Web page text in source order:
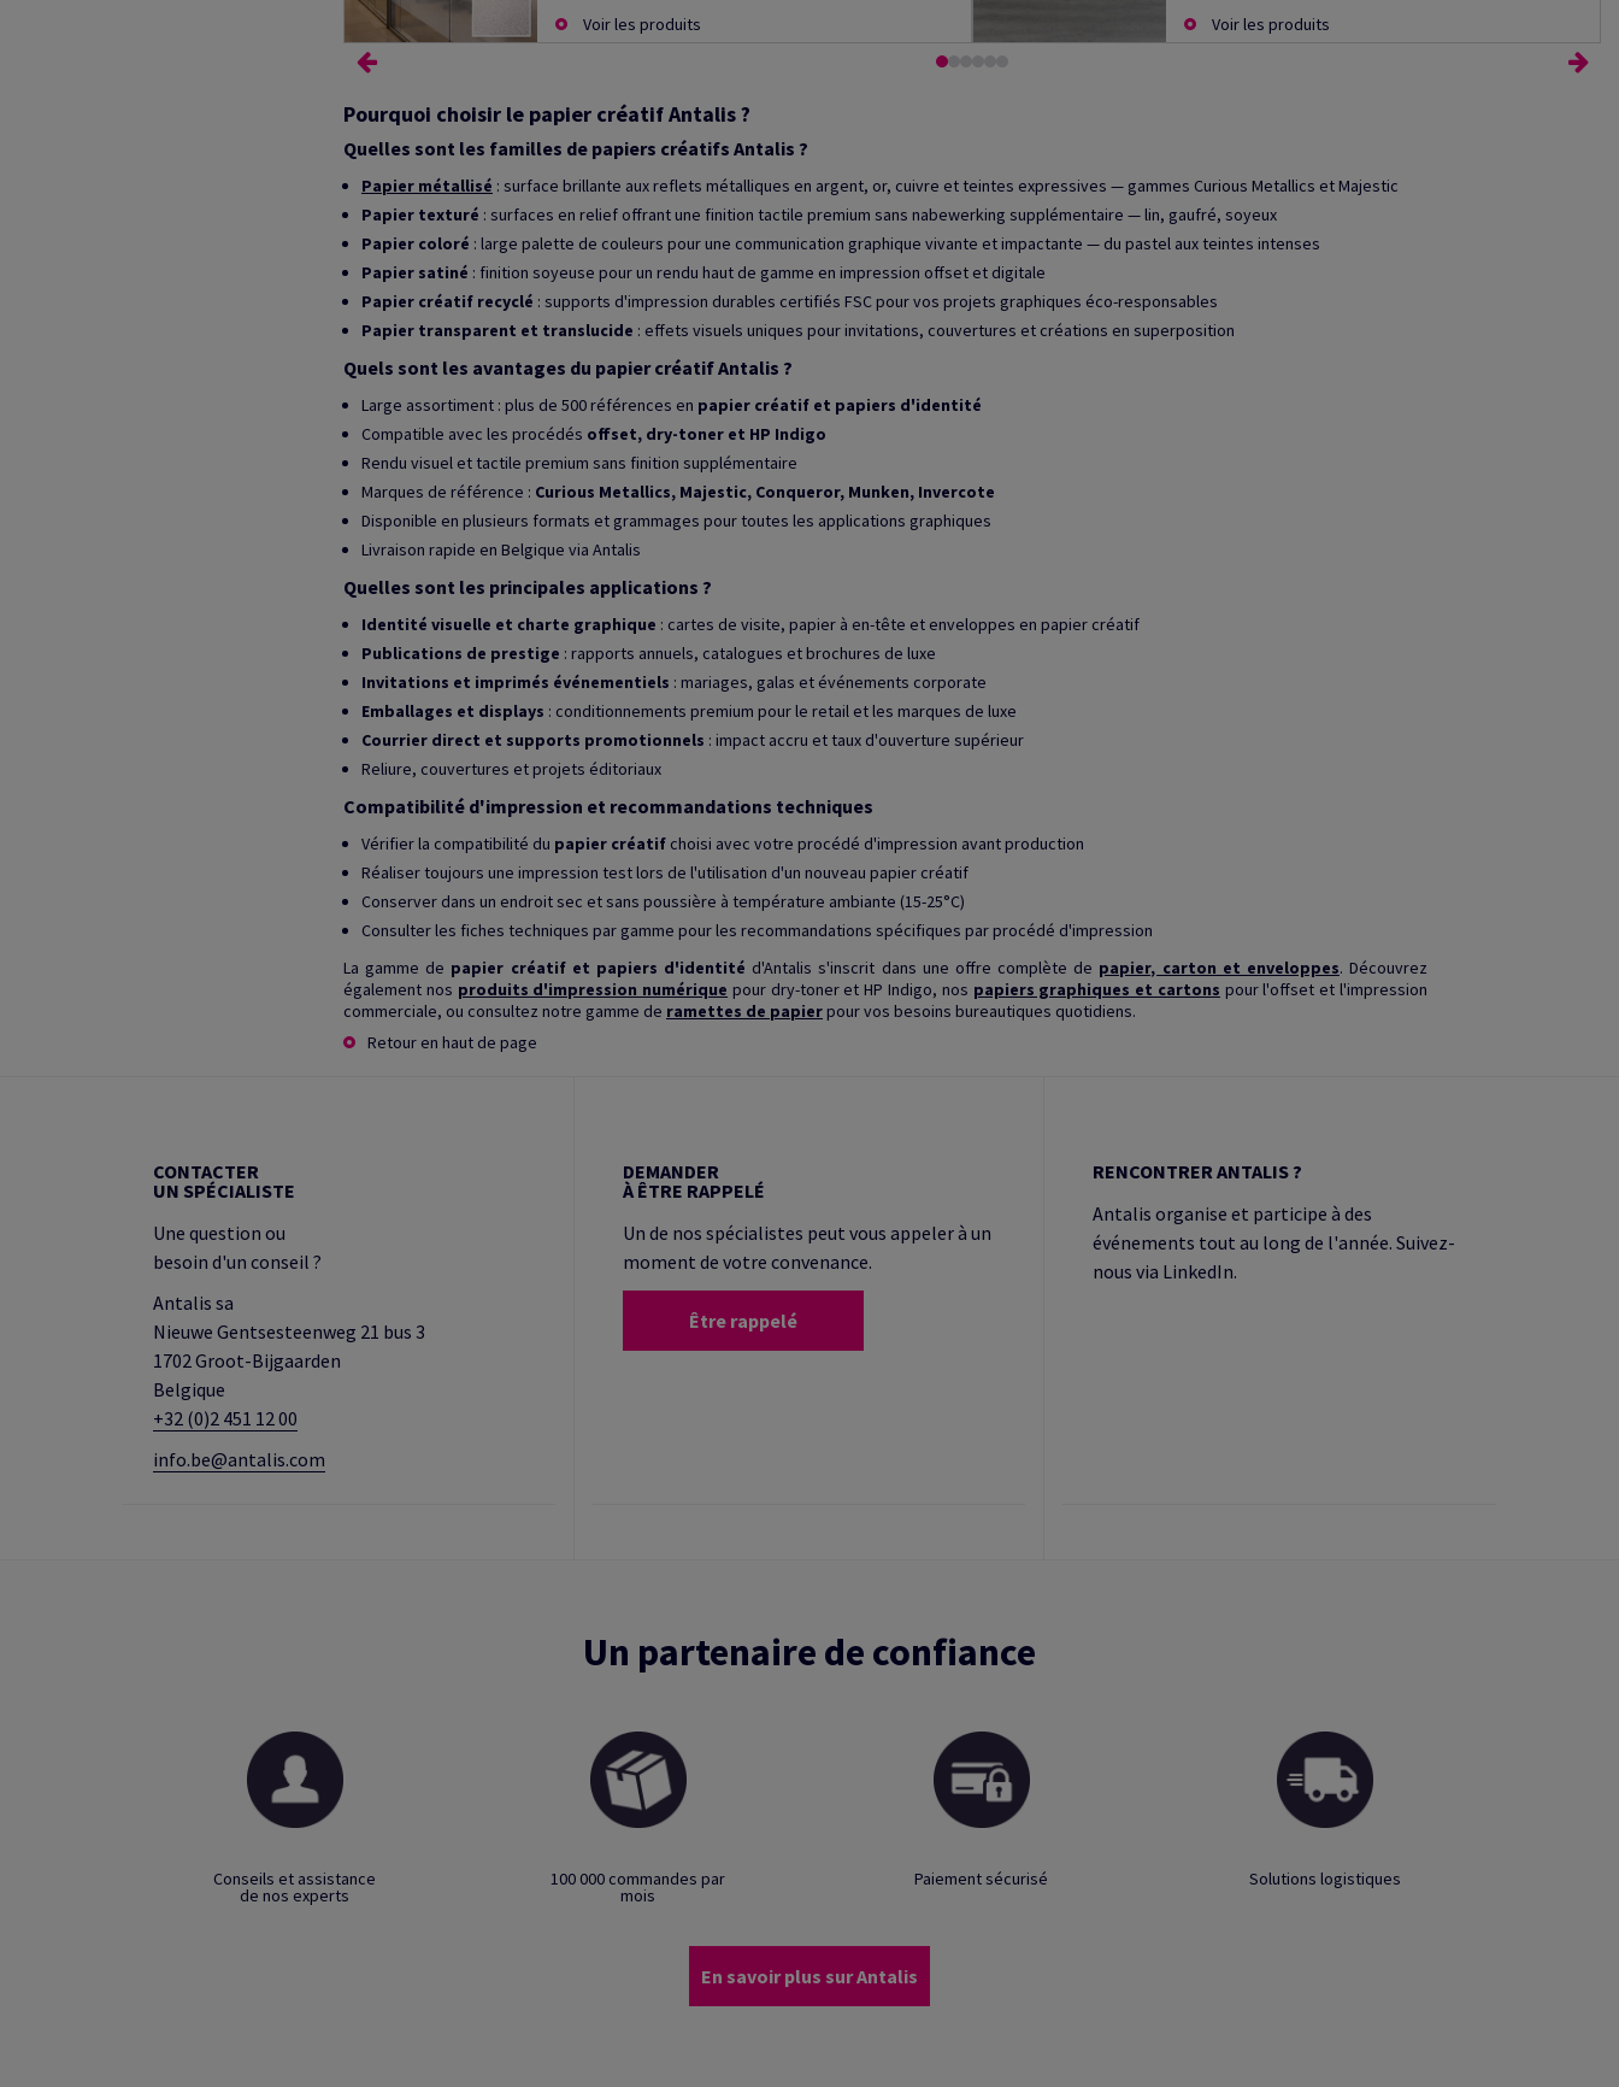
Voir les produits Voir les produits
Pourquoi choisir le papier créatif Antalis ?
Quelles sont les familles de papiers créatifs Antalis ?
Papier métallisé : surface brillante aux reflets métalliques en argent, or, cuivre et teintes expressives — gammes Curious Metallics et Majestic
Papier texturé : surfaces en relief offrant une finition tactile premium sans nabewerking supplémentaire — lin, gaufré, soyeux
Papier coloré : large palette de couleurs pour une communication graphique vivante et impactante — du pastel aux teintes intenses
Papier satiné : finition soyeuse pour un rendu haut de gamme en impression offset et digitale
Papier créatif recyclé : supports d'impression durables certifiés FSC pour vos projets graphiques éco-responsables
Papier transparent et translucide : effets visuels uniques pour invitations, couvertures et créations en superposition
Quels sont les avantages du papier créatif Antalis ?
Large assortiment : plus de 500 références en papier créatif et papiers d'identité
Compatible avec les procédés offset, dry-toner et HP Indigo
Rendu visuel et tactile premium sans finition supplémentaire
Marques de référence : Curious Metallics, Majestic, Conqueror, Munken, Invercote
Disponible en plusieurs formats et grammages pour toutes les applications graphiques
Livraison rapide en Belgique via Antalis
Quelles sont les principales applications ?
Identité visuelle et charte graphique : cartes de visite, papier à en-tête et enveloppes en papier créatif
Publications de prestige : rapports annuels, catalogues et brochures de luxe
Invitations et imprimés événementiels : mariages, galas et événements corporate
Emballages et displays : conditionnements premium pour le retail et les marques de luxe
Courrier direct et supports promotionnels : impact accru et taux d'ouverture supérieur
Reliure, couvertures et projets éditoriaux
Compatibilité d'impression et recommandations techniques
Vérifier la compatibilité du papier créatif choisi avec votre procédé d'impression avant production
Réaliser toujours une impression test lors de l'utilisation d'un nouveau papier créatif
Conserver dans un endroit sec et sans poussière à température ambiante (15-25°C)
Consulter les fiches techniques par gamme pour les recommandations spécifiques par procédé d'impression
La gamme de papier créatif et papiers d'identité d'Antalis s'inscrit dans une offre complète de papier, carton et enveloppes. Découvrez
également nos produits d'impression numérique pour dry-toner et HP Indigo, nos papiers graphiques et cartons pour l'offset et l'impression
commerciale, ou consultez notre gamme de ramettes de papierpour vos besoins bureautiques quotidiens.
Retour en haut de page
CONTACTER
UN SPÉCIALISTE
Une question ou
besoin d'un conseil ?
Antalis sa
Nieuwe Gentsesteenweg 21 bus 3
1702 Groot-Bijgaarden
Belgique
+32 (0)2 451 12 00
info.be@antalis.com
DEMANDER
À ÊTRE RAPPELÉ
Un de nos spécialistes peut vous appeler à un
moment de votre convenance.
Être rappelé
RENCONTRER ANTALIS ?
Antalis organise et participe à des
événements tout au long de l'année. Suivez-
nous via LinkedIn.
Un partenaire de confiance
Conseils et assistance
de nos experts
100 000 commandes par
mois
Paiement sécurisé Solutions logistiques
En savoir plus sur Antalis